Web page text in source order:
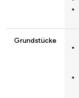
Grundstücke